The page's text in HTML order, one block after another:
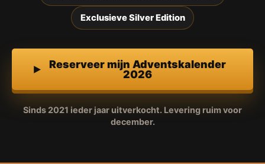
Exclusieve Silver Edition
Reserveer mijn Adventskalender
2026
Sinds 2021 ieder jaar uitverkocht. Levering ruim voor
december.